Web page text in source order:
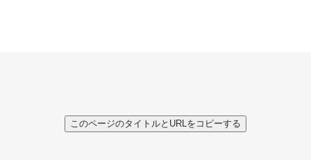
このページのタイトルとURLをコピーする